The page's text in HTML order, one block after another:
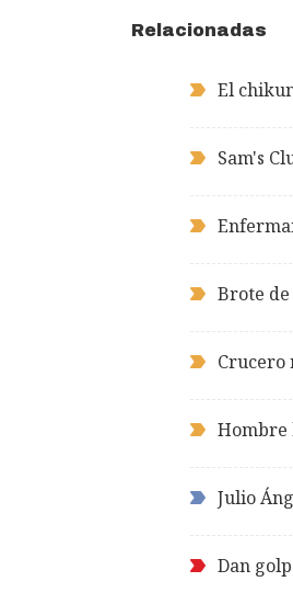
Relacionadas
El
Sam's
Brote
Crucero
Hombre
Julio
Dan